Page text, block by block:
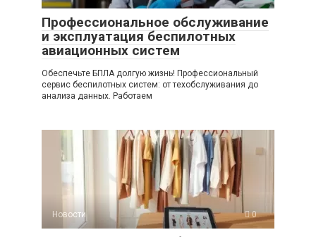
Профессиональное обслуживание
и эксплуатация беспилотных
авиационных систем
Обеспечьте БПЛА долгую жизнь! Профессиональный
сервис беспилотных систем: от техобслуживания до
анализа данных. Работаем
Новости 0